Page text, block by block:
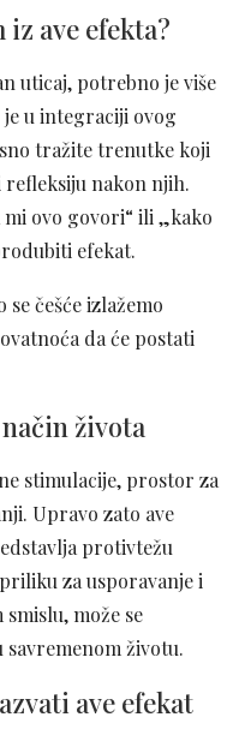
ave efekta?
uticaj, potrebno je više
u integraciji ovog
tražite trenutke koji
refleksiju nakon njih.
ovo govori“ ili „kako
efekat.
češće izlažemo
da će postati
života
stimulacije, prostor za
Upravo zato ave
protivtežu
za usporavanje i
može se
savremenom životu.
ave efekat